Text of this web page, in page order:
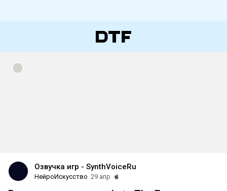
Озвучка игр - SynthVoiceRu
НейроИскусство 29 апр